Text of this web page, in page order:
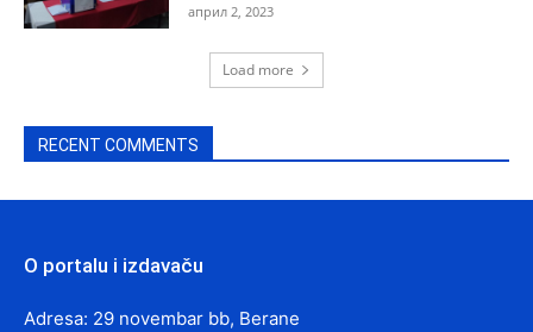
април 2, 2023
Load more
RECENT COMMENTS
O portalu i izdavaču
Adresa: 29 novembar bb, Berane